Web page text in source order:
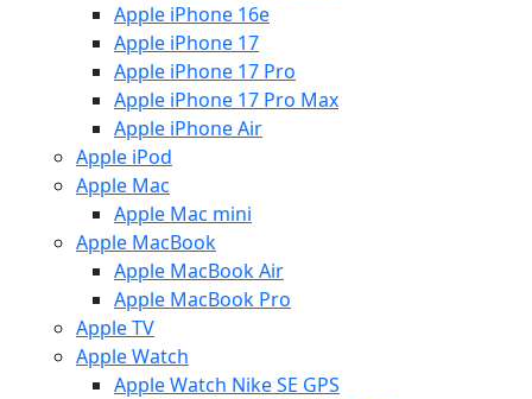
Apple iPhone 16e
Apple iPhone 17
Apple iPhone 17 Pro
Apple iPhone 17 Pro Max
Apple iPhone Air
Apple iPod
Apple Mac
Apple Mac mini
Apple MacBook
Apple MacBook Air
Apple MacBook Pro
Apple TV
Apple Watch
Apple Watch Nike SE GPS